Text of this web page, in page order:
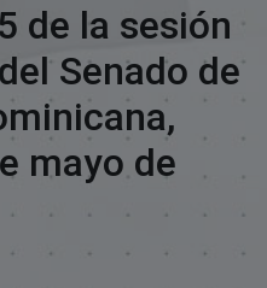
de la sesión
Senado de
mayo de